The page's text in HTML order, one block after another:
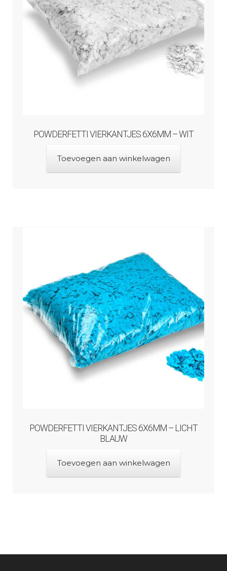
POWDERFETTI VIERKANTJES 6X6MM – WIT
Toevoegen aan winkelwagen
POWDERFETTI VIERKANTJES 6X6MM – LICHT
BLAUW
Toevoegen aan winkelwagen